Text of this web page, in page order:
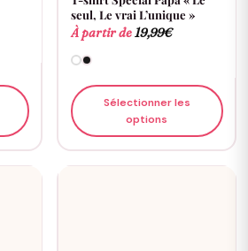
seul, Le vrai L’unique »
À partir de19,99€
Sélectionner les
options